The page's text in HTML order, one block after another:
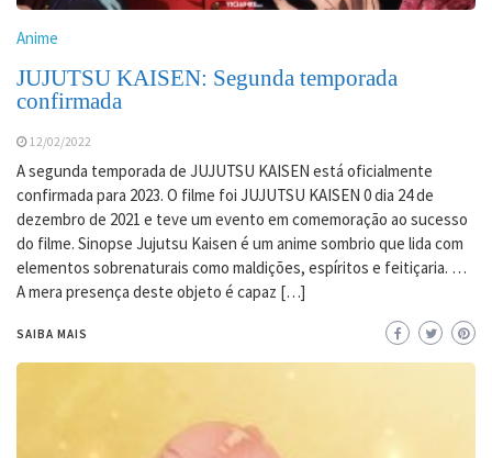
Anime
JUJUTSU KAISEN: Segunda temporada
confirmada
12/02/2022
A segunda temporada de JUJUTSU KAISEN está oficialmente
confirmada para 2023. O filme foi JUJUTSU KAISEN 0 dia 24 de
dezembro de 2021 e teve um evento em comemoração ao sucesso
do filme. Sinopse Jujutsu Kaisen é um anime sombrio que lida com
elementos sobrenaturais como maldições, espíritos e feitiçaria. …
A mera presença deste objeto é capaz […]
SAIBA MAIS